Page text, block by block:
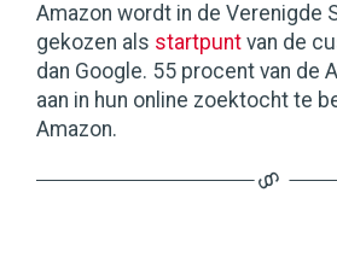
Amazon wordt in de Verenigde
gekozen als startpunt van de
dan Google. 55 procent van de
aan in hun online zoektocht te
Amazon.